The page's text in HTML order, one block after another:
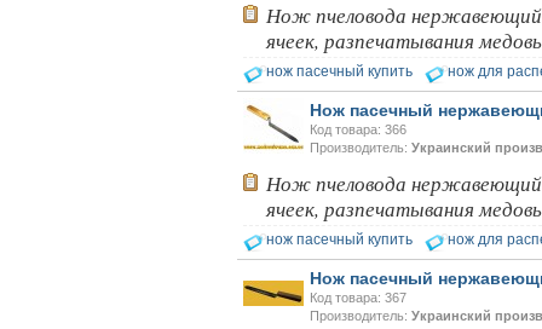
Нож пчеловода
ячеек, разпечатывания
нож пасечный купить нож для
Нож пасечный
Код товара: 366
Производитель: Украинский
Нож пчеловода
ячеек, разпечатывания
нож пасечный купить нож для
Нож пасечный
Код товара: 367
Производитель: Украинский